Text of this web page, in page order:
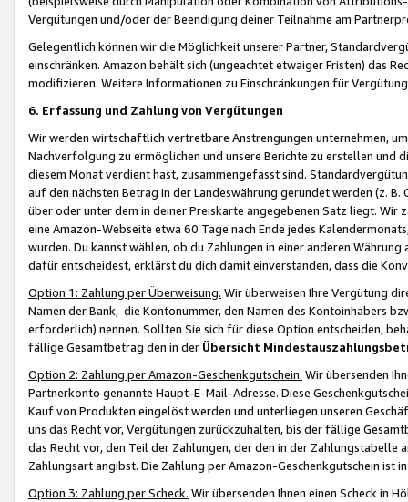
Vergütungen und/oder der Beendigung deiner Teilnahme am
Gelegentlich können wir die Möglichkeit unserer Partner,
einschränken. Amazon behält sich (ungeachtet etwaiger Fristen) das
modifizieren. Weitere Informationen zu Einschränkungen für
6. Erfassung und Zahlung von Vergütungen
Wir werden wirtschaftlich vertretbare Anstrengungen unternehmen,
Nachverfolgung zu ermöglichen und unsere Berichte zu erstellen und
diesem Monat verdient hast, zusammengefasst sind.
auf den nächsten Betrag in der Landeswährung gerundet werden (z.
über oder unter dem in deiner Preiskarte angegebenen Satz liegt.
eine Amazon-Webseite etwa 60 Tage nach Ende jedes
wurden. Du kannst wählen, ob du Zahlungen in einer anderen
dafür entscheidest, erklärst du dich damit einverstanden, dass die
Option 1: Zahlung per Überweisung. Wir überweisen Ihre Vergütung
Namen der Bank, die Kontonummer, den Namen des Kontoinhabers
erforderlich) nennen. Sollten Sie sich für diese Option entscheiden,
fällige Gesamtbetrag den in der Übersicht
Option 2: Zahlung per Amazon-Geschenkgutschein. Wir übersenden
Partnerkonto genannte Haupt-E-Mail-Adresse. Diese
Kauf von Produkten eingelöst werden und unterliegen unseren
uns das Recht vor, Vergütungen zurückzuhalten, bis der fällige
das Recht vor, den Teil der Zahlungen, der den in der
Zahlungsart angibst. Die Zahlung per Amazon-Geschenkgutschein ist
Option 3: Zahlung per Scheck. Wir übersenden Ihnen einen Scheck in